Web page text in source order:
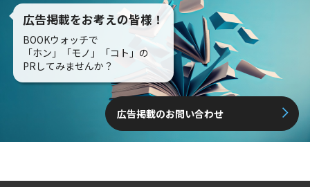
広告掲載をお考えの皆様！
BOOKウォッチで
「ホン」「モノ」「コト」の
PRしてみませんか？
広告掲載のお問い合わせ